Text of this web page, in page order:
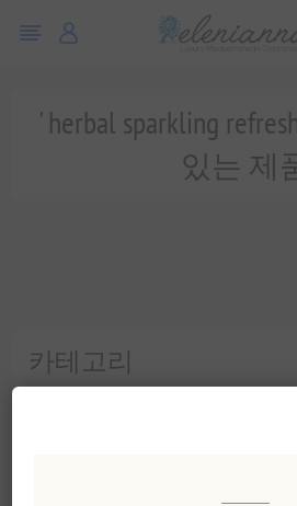
카테고리
' herbal sparkling
있는 제